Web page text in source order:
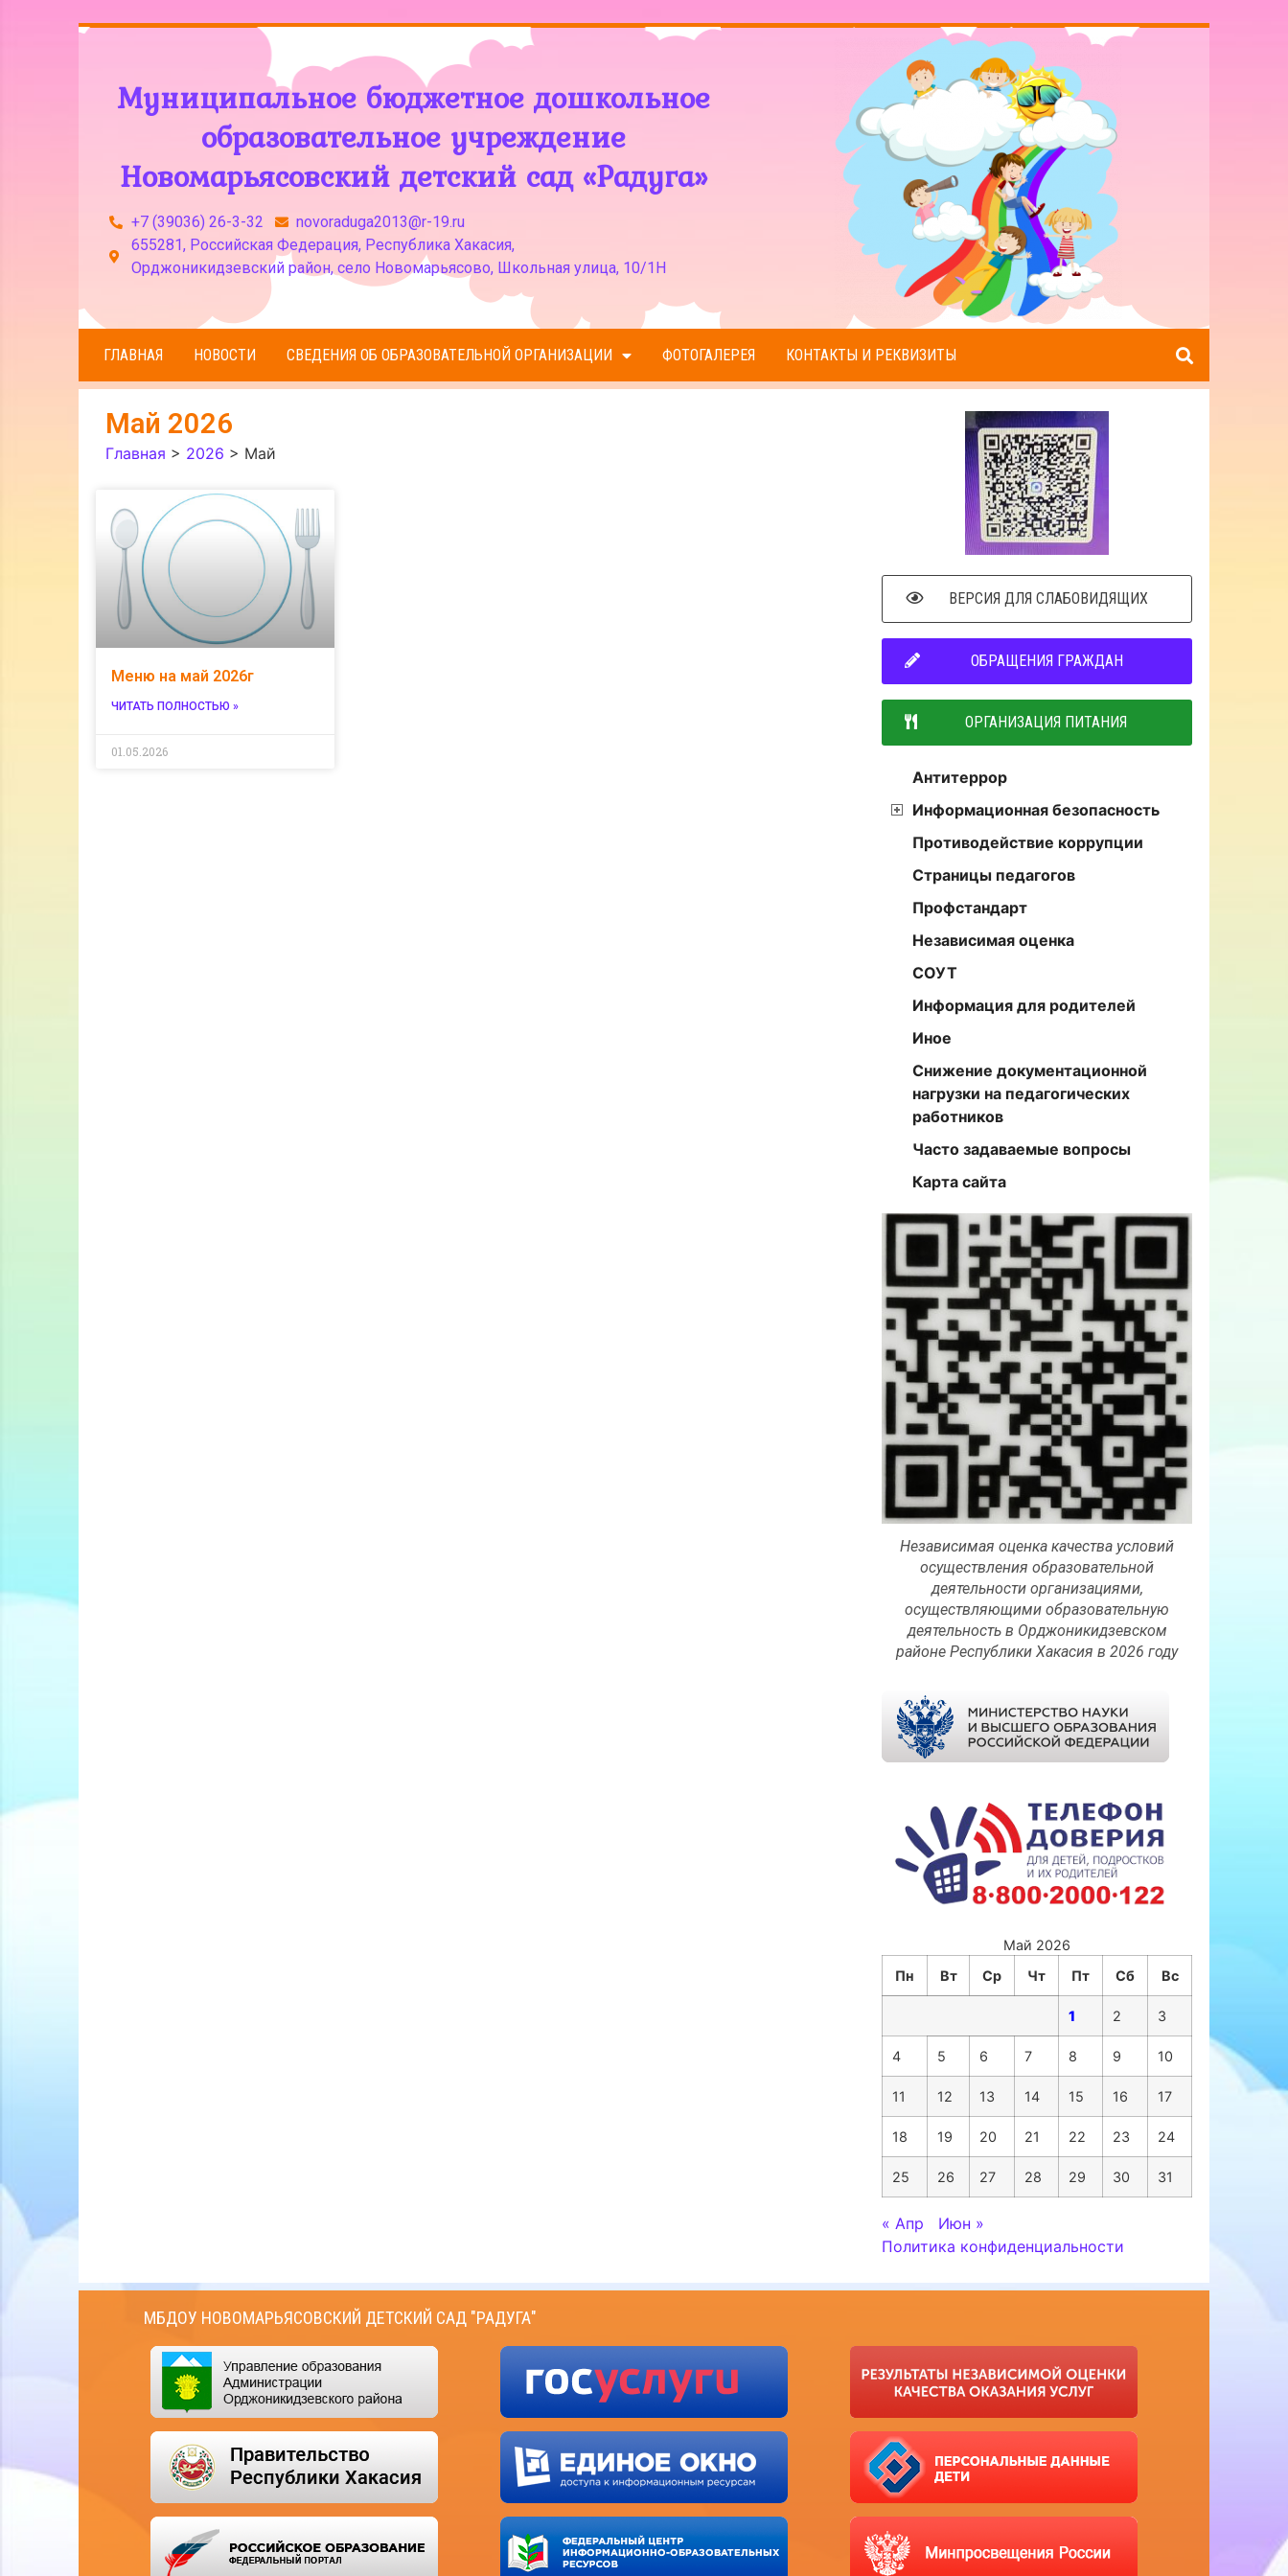
Муниципальное бюджетное дошкольное
образовательное учреждение
Новомарьясовский детский сад «Радуга»
+7 (39036) 26-3-32
novoraduga2013@r-19.ru
655281, Российская Федерация, Республика Хакасия,
Орджоникидзевский район, село Новомарьясово, Школьная улица, 10/1Н
ГЛАВНАЯ НОВОСТИ СВЕДЕНИЯ ОБ ОБРАЗОВАТЕЛЬНОЙ ОРГАНИЗАЦИИ ФОТОГАЛЕРЕЯ КОНТАКТЫ И РЕКВИЗИТЫ
Май 2026
Главная > 2026 > Май
Меню на май 2026г
ЧИТАТЬ ПОЛНОСТЬЮ »
01.05.2026
ВЕРСИЯ ДЛЯ СЛАБОВИДЯЩИХ
ОБРАЩЕНИЯ ГРАЖДАН
ОРГАНИЗАЦИЯ ПИТАНИЯ
Антитеррор
Информационная безопасность
Противодействие коррупции
Страницы педагогов
Профстандарт
Независимая оценка
СОУТ
Информация для родителей
Иное
Снижение документационной
нагрузки на педагогических
работников
Часто задаваемые вопросы
Карта сайта
Независимая оценка качества условий
осуществления образовательной
деятельности организациями,
осуществляющими образовательную
деятельность в Орджоникидзевском
районе Республики Хакасия в 2026 году
Май 2026
Пн
Вт Ср Чт Пт Сб Вс
1 2 3
4 5 6 7 8 9 10
11 12 13 14 15 16 17
18 19 20 21 22 23 24
25 26 27 28 29 30 31
« Апр
Июн »
Политика конфиденциальности
МБДОУ НОВОМАРЬЯСОВСКИЙ ДЕТСКИЙ САД "РАДУГА"